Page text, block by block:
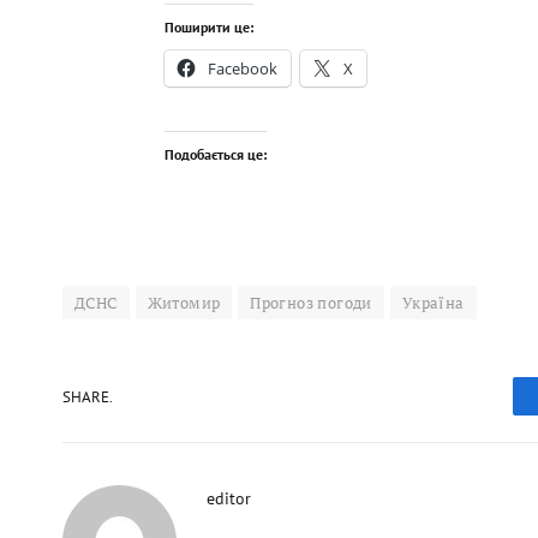
Поширити це:
Facebook X
Подобається це:
ДСНС Житомир Прогноз погоди Україна
SHARE.
editor